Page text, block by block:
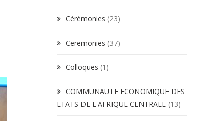
Cérémonies (23)
Ceremonies (37)
Colloques (1)
COMMUNAUTE ECONOMIQUE DES
ETATS DE L'AFRIQUE CENTRALE(13)